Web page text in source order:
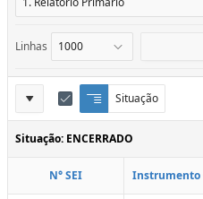
Linhas
Definições
do
Relatório
Situação
Q
u
e
b
E
d
i
t
Situação: ENCERRADO
N° SEI Instrumento